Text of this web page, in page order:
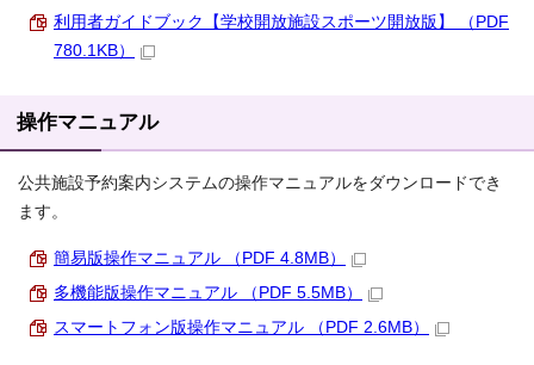
利用者ガイドブック【学校開放施設スポーツ開放版】 （PDF
780.1KB）
操作マニュアル
公共施設予約案内システムの操作マニュアルをダウンロードでき
ます。
簡易版操作マニュアル （PDF 4.8MB）
多機能版操作マニュアル （PDF 5.5MB）
スマートフォン版操作マニュアル （PDF 2.6MB）